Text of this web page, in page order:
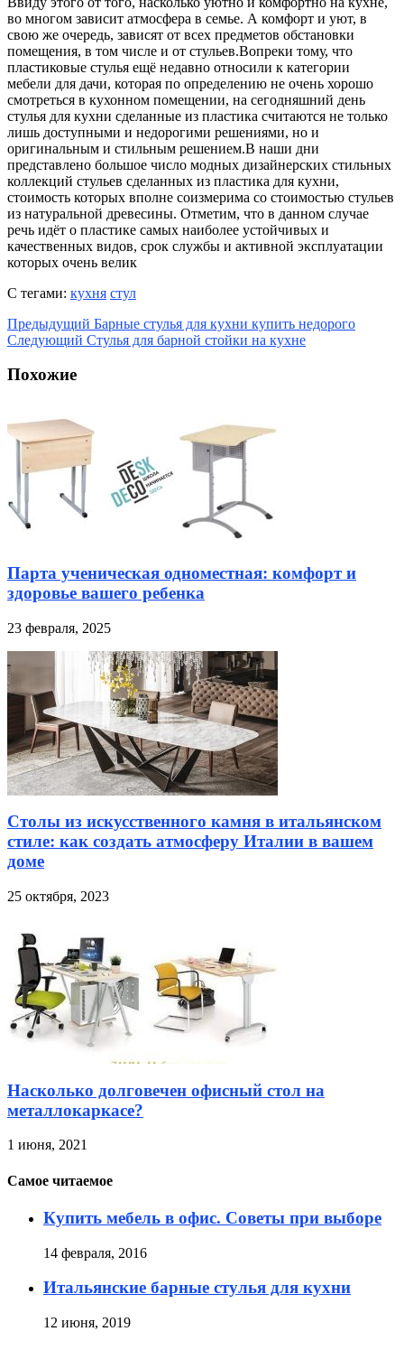
во многом зависит атмосфера в семье. А комфорт и уют, в
свою же очередь, зависят от всех предметов обстановки
помещения, в том числе и от стульев.Вопреки тому, что
пластиковые стулья ещё недавно относили к категории
мебели для дачи, которая по определению не очень хорошо
смотреться в кухонном помещении, на сегодняшний день
стулья для кухни сделанные из пластика считаются не только
лишь доступными и недорогими решениями, но и
оригинальным и стильным решением.В наши дни
представлено большое число модных дизайнерских стильных
коллекций стульев сделанных из пластика для кухни,
стоимость которых вполне соизмерима со стоимостью стульев
из натуральной древесины. Отметим, что в данном случае
речь идёт о пластике самых наиболее устойчивых и
качественных видов, срок службы и активной эксплуатации
которых очень велик
С тегами: кухня стул
Предыдущий Барные стулья для кухни купить недорого
Следующий Стулья для барной стойки на кухне
Похожие
Парта ученическая одноместная: комфорт и
здоровье вашего ребенка
23 февраля, 2025
Столы из искусственного камня в итальянском
стиле: как создать атмосферу Италии в вашем
доме
25 октября, 2023
Насколько долговечен офисный стол на
металлокаркасе?
1 июня, 2021
Самое читаемое
Купить мебель в офис. Советы при выборе
14 февраля, 2016
Итальянские барные стулья для кухни
12 июня, 2019